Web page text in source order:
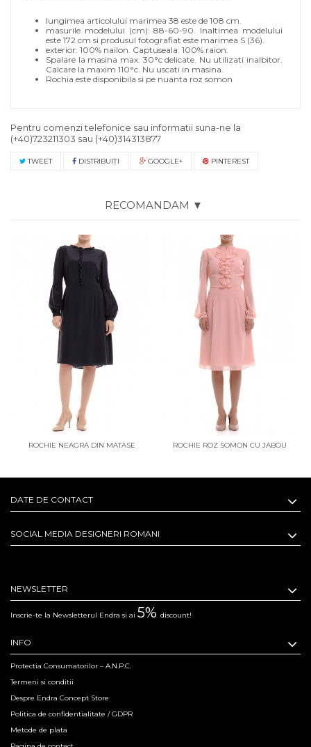
lungimea articolului marimea 38 este de 108 cm.
masurile modelului (cm): 88-60-90. Inaltimea modelului
este 172 cm si produsul fotografiat este marimea S (36).
exterior: 100% nailon. Captuseala: 100% raion.
Spalare la masina max. 30°c delicate. Nu utilizati inalbitor.
Calcare la maxim 110°c. Nu uscati in masina.
Rochia este disponibila si pe nuanta roz somon
Pentru comenzi telefonice sau informatii suna-ne la
(+40)723211303 sau (+40)314313877
TWEET DISTRIBUIŢI GOOGLE+ PINTEREST
RECOMANDAM ▼
ROCHIE NEAGRA DIN MATASE ROCHIE ROZ SOMON CU JABOU
DATE DE CONTACT
SOCIAL MEDIA DESIGNERI ROMANI
NEWSLETTER
Inscrie-te la Newsletterul Endra si ai 5% discount!
INFO
Protectia Consumatorilor – A.N.P.C.
Termeni si conditii
Despre Endra Concept Store
Politica de confidentialitate / GDPR
Metode de plata